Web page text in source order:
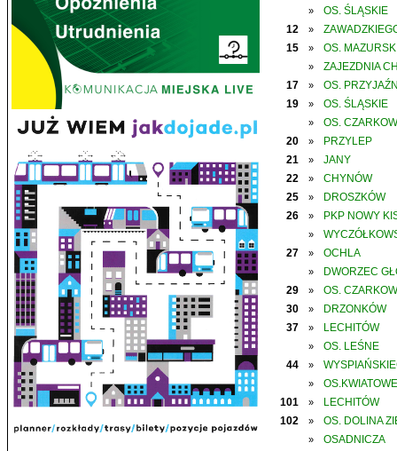
»
OS. ŚLĄSKIE
12
»
15
» OS.
»
ZAJEZDNIA
17
»
OS.
19
» OS. ŚLĄSKIE
»
OS.
20
»
PRZYLEP
21
»
JANY
22
»
CHYNÓW
25
»
DROSZKÓW
26
» PKP NOWY
»
27
» OCHLA
»
DWORZEC
29
»
OS.
30
»
DRZONKÓW
37
» LECHITÓW
»
OS. LEŚNE
44
»
»
OS.KWIATOWE
101
»
LECHITÓW
102
» OS. DOLINA
»
OSADNICZA